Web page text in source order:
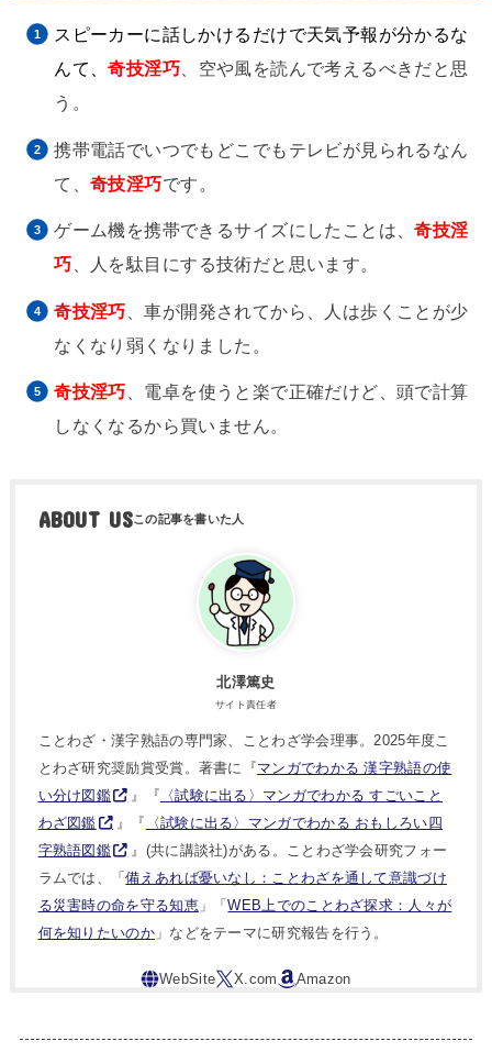
スピーカーに話しかけるだけで天気予報が分かるな
んて、奇技淫巧 、空や風を読んで考えるべきだと思
う。
携帯電話でいつでもどこでもテレビが見られるなん
て、奇技淫巧です。
ゲーム機を携帯できるサイズにしたことは、奇技淫
巧 、人を駄目にする技術だと思います。
奇技淫巧 、車が開発されてから、人は歩くことが少
なくなり弱くなりました。
奇技淫巧 、電卓を使うと楽で正確だけど、頭で計算
しなくなるから買いません。
ABOUT US
北澤篤史
サイト責任者
ことわざ・漢字熟語の専門家、ことわざ学会理事。2025年度こ
とわざ研究奨励賞受賞。著書に『マンガでわかる 漢字熟語の使
い分け図鑑
』『 〈試験に出る〉マンガでわかる すごいこと
わざ図鑑
』『
〈試験に出る〉マンガでわかる おもしろい四
字熟語図鑑
』(共に講談社)がある。ことわざ学会研究フォー
ラムでは、「備えあれば憂いなし：ことわざを通して意識づけ
る災害時の命を守る知恵」「WEB上でのことわざ探求：人々が
何を知りたいのか」などをテーマに研究報告を行う。